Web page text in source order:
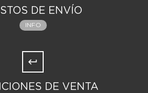
DE ENVÍO
INFO
DE VENTA